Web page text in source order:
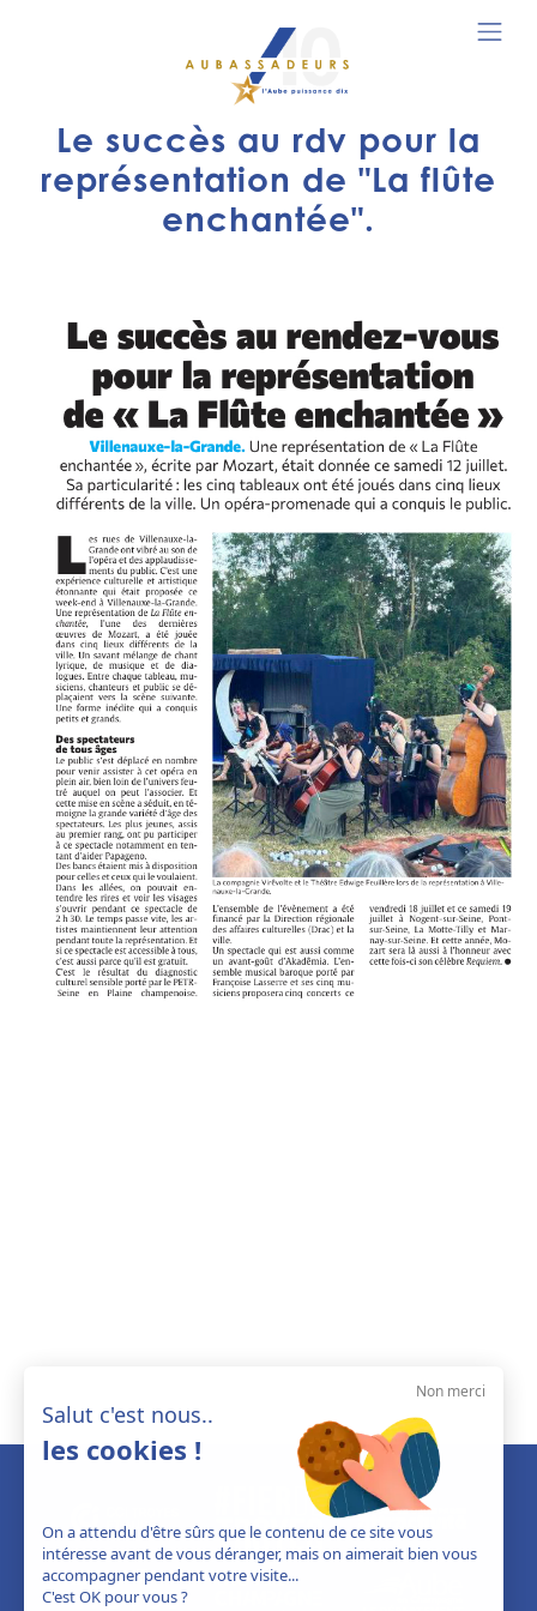
Le succès au rdv pour la
représentation de "La flûte
enchantée".
Non merci
Salut c'est nous..
les cookies !
On a attendu d'être sûrs que le contenu de ce site vous
intéresse avant de vous déranger, mais on aimerait bien vous
accompagner pendant votre visite...
C'est OK pour vous ?